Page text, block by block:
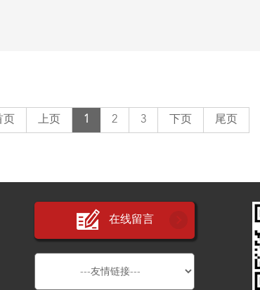
页 上页 1 2 3 下页 尾页
在线留言